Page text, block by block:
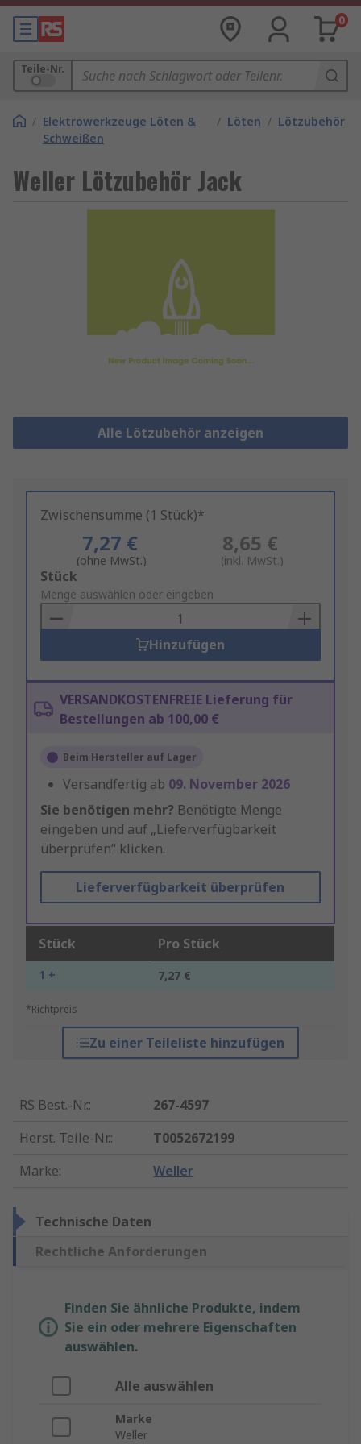
0
Teile-Nr.
/ Elektrowerkzeuge Löten &
Schweißen
/ Löten / Lötzubehör
Weller Lötzubehör Jack
Alle Lötzubehör anzeigen
Zwischensumme (1 Stück)*
7,27 €
(ohne MwSt.)
8,65 €
(inkl. MwSt.)
Add
to
Basket
Stück
Menge auswählen oder eingeben
Hinzufügen
VERSANDKOSTENFREIE Lieferung für
Bestellungen ab 100,00 €
Beim Hersteller auf Lager
Versandfertig ab 09. November 2026
Sie benötigen mehr? Benötigte Menge
eingeben und auf „Lieferverfügbarkeit
überprüfen“ klicken.
Lieferverfügbarkeit überprüfen
Stück Pro Stück
1 + 7,27 €
*Richtpreis
Zu einer Teileliste hinzufügen
RS Best.-Nr.:
267-4597
Herst. Teile-Nr.:
T0052672199
Marke: Weller
Technische Daten
Rechtliche Anforderungen
Finden Sie ähnliche Produkte, indem
Sie ein oder mehrere Eigenschaften
auswählen.
Alle auswählen
Marke
Weller